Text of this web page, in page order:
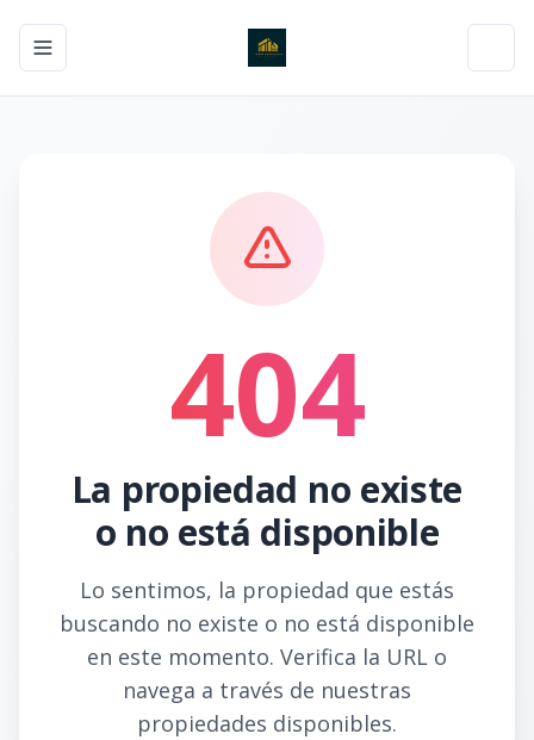
Toggle navigation menu
404
La propiedad no existe
o no está disponible
Lo sentimos, la propiedad que estás
buscando no existe o no está disponible
en este momento. Verifica la URL o
navega a través de nuestras
propiedades disponibles.